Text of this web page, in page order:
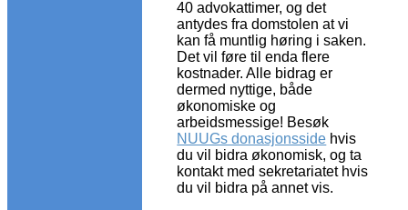
40 advokattimer, og det
antydes fra domstolen at vi
kan få muntlig høring i saken.
Det vil føre til enda flere
kostnader. Alle bidrag er
dermed nyttige, både
økonomiske og
arbeidsmessige! Besøk
NUUGs donasjonsside hvis
du vil bidra økonomisk, og ta
kontakt med sekretariatet hvis
du vil bidra på annet vis.